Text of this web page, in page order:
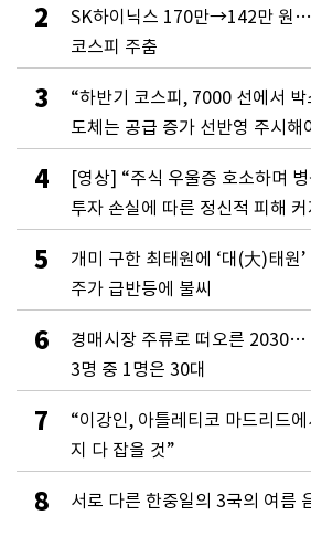
2
SK하이닉스 170만→142만 원…
코스피 주춤
3
“하반기 코스피, 7000 선에서
도체는 공급 증가 선반영 주시해
4
[영상] “주식 우울증 호소하며
투자 손실에 따른 정신적 피해 커
5
개미 구한 최태원에 ‘대(大)태
주가 급반등에 불씨
6
경매시장 주류로 떠오른 2030…
3명 중 1명은 30대
7
“이강인, 아틀레티코 마드리드
지 다 잡을 것”
8 서로 다른 한중일의 3국의 여름